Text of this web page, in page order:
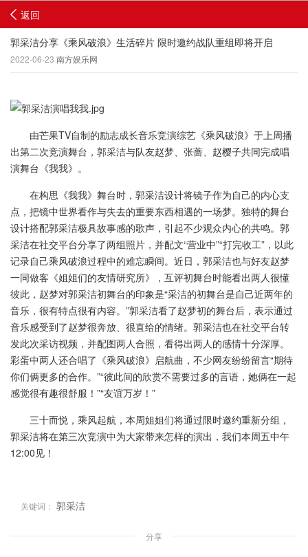
返回
郭采洁分享《乘风破浪》生活碎片 限时邀约战队重组即将开启
2022-06-23 南方娱乐网
由芒果TV自制的励志成长音乐竞演综艺《乘风破浪》于上周播
出第二次竞演舞台，郭采洁与队友赵梦、张蔷、赵樱子共同完成唱
演舞台《我我》。
在构思《我我》舞台时，郭采洁设计将镜子作为自己的内心支
点，把镜中世界看作与失去的重要东西相遇的一场梦。独特的舞台
设计搭配郭采洁极具故事感的歌声，引起不少观众内心的共鸣。郭
采洁在社交平台分享了两组照片，并配文“营业中”“打完收工”，以此
记录自己乘风破浪过程中的难忘瞬间。近日，郭采洁也与好友赵梦
一同做客《姐姐们的友情研究所》，互评初舞台时能看出两人很懂
彼此，赵梦对郭采洁初舞台的印象是“采洁的初舞台是自己近两年的
音乐，很有特点很有内容。”郭采洁看了赵梦初的舞台后，表示通过
音乐感受到了赵梦很奔放、很直给的情绪。郭采洁也在社交平台转
发此次采访视频，并配图两人合照，看得出两人的感情十分深厚。
彩蛋中两人还合唱了《乘风破浪》启航曲，不少网友纷纷留言“期待
你们俩更多的合作。”“彼此间的欣赏不需要过多的言语，她俩在一起
感觉很有趣很舒服！”“友谊万岁！”
三十而悦，乘风起航，本周姐姐们将通过限时邀约重新分组，
郭采洁将在第三次竞演中为大家带来怎样的演出，我们本周五中午
12:00见！
关键词： 郭采洁
分享